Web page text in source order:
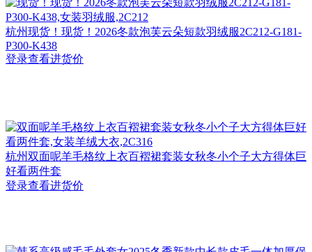
杭州现货！现货！2026冬款泡芙云朵短款羽绒服2C212-G181-
P300-K438
登录查看进货价
杭州双面呢羊毛格纹上衣百褶裙套装女秋冬小个子大方得体巨
好看两件套
登录查看进货价